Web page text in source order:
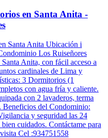
en Santa Anita -
Santa Anita Ubicación i
Los Ruiseñores
Anita, con fácil acceso a
cardinales de Lima y
3 Dormitorios (1
con agua fría y caliente.
con 2 lavaderos, terma
Beneficios del Condominio:
y seguridad las 24
cuidados. Contáctame para
Cel :934751558